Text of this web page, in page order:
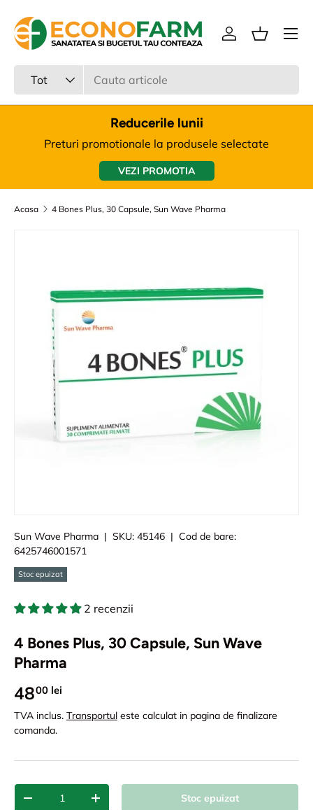
Sari la continut
Tot
Intra in cont
Cos
Meniu
Reducerile lunii
Preturi promotionale la produsele selectate
VEZI PROMOTIA
Acasa 4 Bones Plus, 30 Capsule, Sun Wave Pharma
Sun Wave Pharma | SKU: 45146 | Cod de bare:
6425746001571
Stoc epuizat
2 recenzii
4 Bones Plus, 30 Capsule, Sun Wave
Pharma
4800 lei
TVA inclus. Transportul este calculat in pagina de finalizare
comanda.
Cant.
-
+ Stoc epuizat